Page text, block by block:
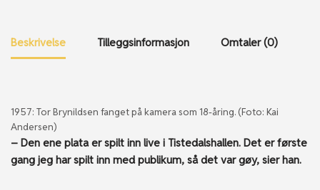
Beskrivelse Tilleggsinformasjon Omtaler (0)
1957: Tor Brynildsen fanget på kamera som 18-åring. (Foto: Kai
Andersen)
– Den ene plata er spilt inn live i Tistedalshallen. Det er første
gang jeg har spilt inn med publikum, så det var gøy, sier han.